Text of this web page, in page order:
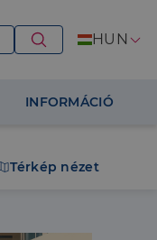
HUN
INFORMÁCIÓ
Térkép nézet